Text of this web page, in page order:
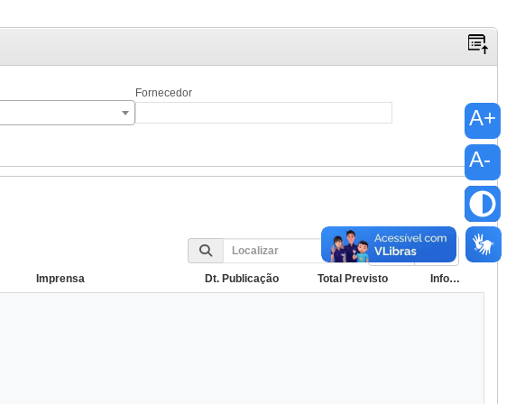
A+
A-
Fornecedor
10
Imprensa Dt. Publicação Total Previsto Informações